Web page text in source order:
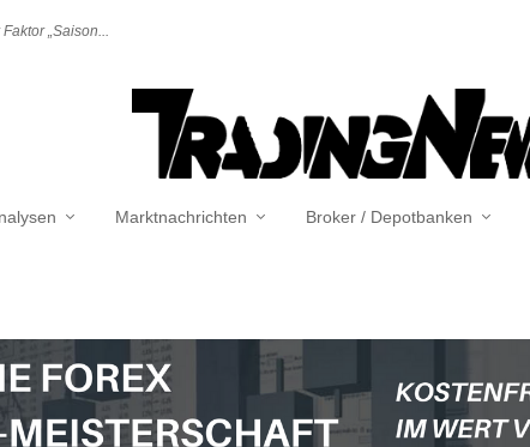
„Saison...
Marktnachrichten Broker / Depotbanken